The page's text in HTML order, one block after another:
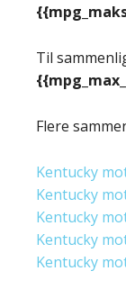
Til
Flere
Kentucky
Kentucky
Kentucky
Kentucky
Kentucky